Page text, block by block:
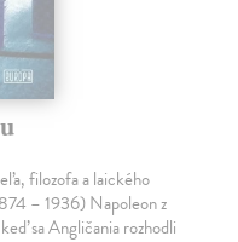
filozofa a laického
– 1936) Napoleon z
sa Angličania rozhodli